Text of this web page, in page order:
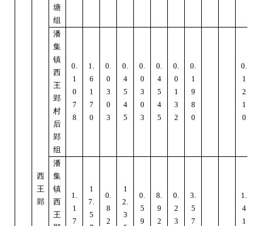
西
王
郢
塘
组
潘
集
镇
西
王
郢
村
后
郢
组
0.
1
0
7
8
1.
6
1
7
0
0.
0
3
0
3
0.
4
5
4
5
0.
0
3
0
3
0.
4
5
4
5
0.
0
1
3
2
0.
1
9
8
0
0.
1
2
1
0
潘
集
镇
西
王
1.
1
7
1
7.
5
0.
8
2
1
2.
3
0.
5
9
8.
9
2
0.
2
3
3.
5
7
1.
4
1